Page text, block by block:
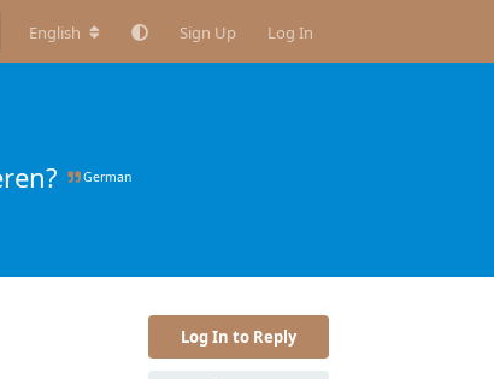
English Sign Up Log In
German
Log In to Reply